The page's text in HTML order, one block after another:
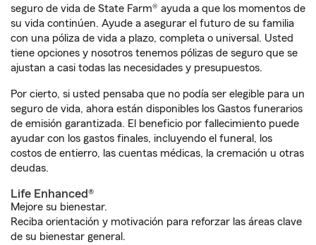
seguro de vida de State Farm® ayuda a que los momentos de
su vida continúen. Ayude a asegurar el futuro de su familia
con una póliza de vida a plazo, completa o universal. Usted
tiene opciones y nosotros tenemos pólizas de seguro que se
ajustan a casi todas las necesidades y presupuestos.
Por cierto, si usted pensaba que no podía ser elegible para un
seguro de vida, ahora están disponibles los Gastos funerarios
de emisión garantizada. El beneficio por fallecimiento puede
ayudar con los gastos finales, incluyendo el funeral, los
costos de entierro, las cuentas médicas, la cremación u otras
deudas.
Life Enhanced®
Mejore su bienestar.
Reciba orientación y motivación para reforzar las áreas clave
de su bienestar general.